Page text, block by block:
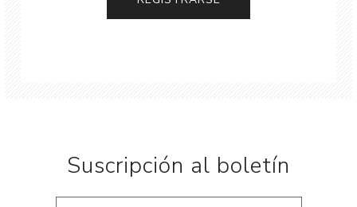
Suscripción al boletín